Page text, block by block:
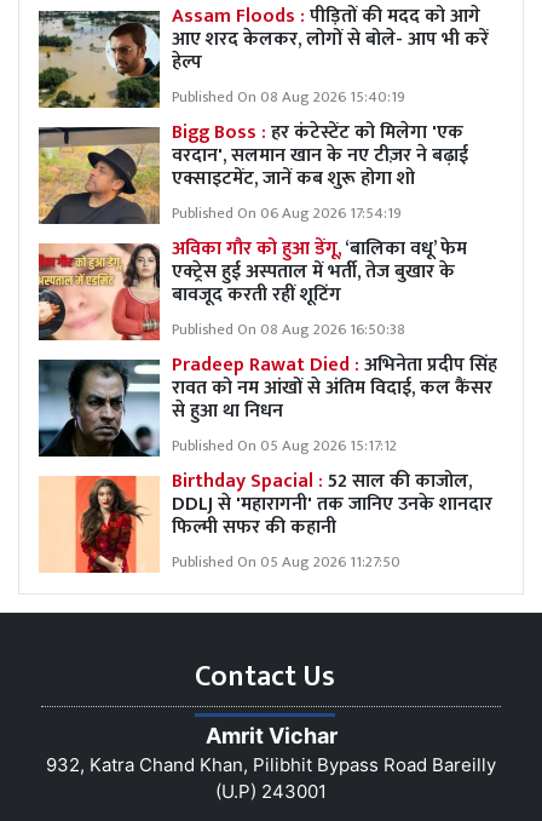
Assam Floods :पीड़ितों की मदद को आगे
आए शरद केलकर, लोगों से बोले- आप भी करें
हेल्प
Published On 08 Aug 2026 15:40:19
Bigg Boss :हर कंटेस्टेंट को मिलेगा 'एक
वरदान', सलमान खान के नए टीज़र ने बढ़ाई
एक्साइटमेंट, जानें कब शुरू होगा शो
Published On 06 Aug 2026 17:54:19
अविका गौर को हुआ डेंगू,‘बालिका वधू’ फेम
एक्ट्रेस हुई अस्पताल में भर्ती, तेज बुखार के
बावजूद करती रहीं शूटिंग
Published On 08 Aug 2026 16:50:38
Pradeep Rawat Died :अभिनेता प्रदीप सिंह
रावत को नम आंखों से अंतिम विदाई, कल कैंसर
से हुआ था निधन
Published On 05 Aug 2026 15:17:12
Birthday Spacial :52 साल की काजोल,
DDLJ से 'महारागनी' तक जानिए उनके शानदार
फिल्मी सफर की कहानी
Published On 05 Aug 2026 11:27:50
Contact Us
Amrit Vichar
932, Katra Chand Khan, Pilibhit Bypass Road Bareilly
(U.P) 243001